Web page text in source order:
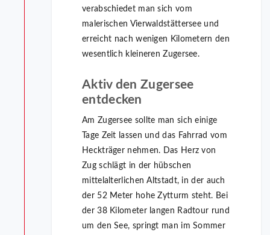
verabschiedet man sich vom
malerischen Vierwaldstättersee und
erreicht nach wenigen Kilometern den
wesentlich kleineren Zugersee.
Aktiv den Zugersee
entdecken
Am Zugersee sollte man sich einige
Tage Zeit lassen und das Fahrrad vom
Heckträger nehmen. Das Herz von
Zug schlägt in der hübschen
mittelalterlichen Altstadt, in der auch
der 52 Meter hohe Zytturm steht. Bei
der 38 Kilometer langen Radtour rund
um den See, springt man im Sommer